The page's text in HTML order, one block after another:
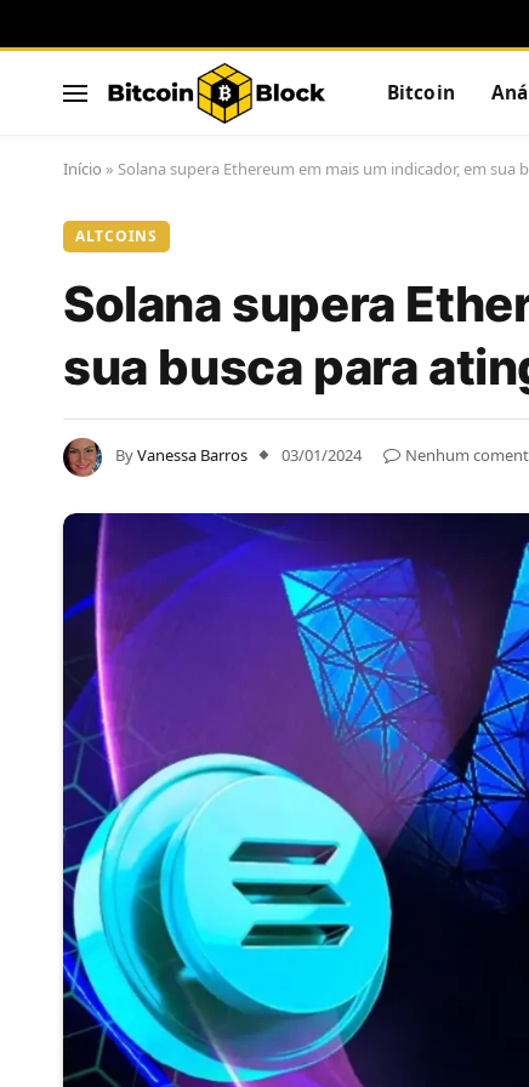
Bitcoin
Início » Solana supera Ethereum em mais um indicador, em sua
ALTCOINS
Solana supera
sua busca para
ByVanessa Barros 03/01/2024 Nenhum